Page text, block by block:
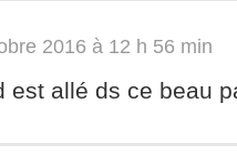
2016 à 12 h 56 min
est allé ds ce beau